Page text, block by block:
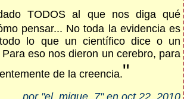
TODOS al que nos diga qué
pensar... No toda la evidencia es
lo que un científico dice o un
eso nos dieron un cerebro, para
de la creencia."
por "el_migue_7" en oct 22, 2010